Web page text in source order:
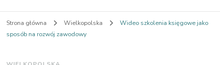
Strona główna Wielkopolska
Wideo szkolenia księgowe jako
sposób na rozwój zawodowy